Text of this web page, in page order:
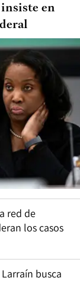
en
red de
los casos
busca